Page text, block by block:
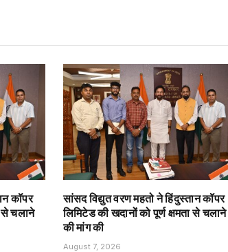
कॉपर
से चलाने
सांसद विद्युत वरण महतो ने हिंदुस्तान कॉपर
लिमिटेड की खदानों को पूर्ण क्षमता से चलाने
की मांग की
August 7, 2026